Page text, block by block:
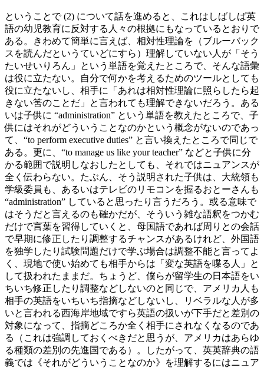
ということで (2) について話を進めると、これはしばしば英
語の幼児教育に反対する人々の根拠にもなっているとおりで
ある。きわめて簡単に言えば、相対性理論を（ブルーバック
スを読んだというていどにすら）理解していない人が「そう
たいせいりろん」という単語を覚えたところで、そんな語彙
は役に立たない。自分で何かを考えるためのツールとしても
役に立たないし、相手に「あれは相対性理論に照らしたら起
きない筈のことだ」と言われても理解できないだろう。ある
いは子供に “administration” という単語を教えたところで、子
供にはそれがどういうことなのかという概念がないのであっ
て、“to perform executive duties” と言い換えたところで同じで
ある。更に、“to manage us like your teacher” などと子供に分
かる範囲で説明しなおしたとしても、それではニュアンスが
全く伝わらない。たぶん、そう説明された子供は、大統領も
学級委員も、あるいはテレビのリモコンを握るおとーさんも
“administration” していると思ったり言うだろう。或る意味で
はそうだと言えるのも確かだが、そういう雑な語釈をつかむ
だけで言葉を習得していくと、母国語であれば周りとの会話
で早期に修正したり調整するチャンスがあるけれど、外国語
を独学したり試験問題だけで学ぶ場合は調整不能と言ってよ
く、現地で使い始めても相手からは「変な英語を喋る人」と
して扱われたままだ。ちょうど、僕らが留学生の日本語をい
ちいち修正したり調整などしないのと同じで、アメリカ人も
相手の英語をいちいち指摘などしないし、リベラルな人が多
いと言われる西海岸地域ですら英語の扱いが下手だと差別の
対象になって、指摘どころか全く相手にされなくなるのであ
る（これは強調しておくべきだと思うが、アメリカはあらゆ
る種類の差別の先進国である）。したがって、英英辞典の語
義では《それがどういうことなのか》を理解するにはニュア